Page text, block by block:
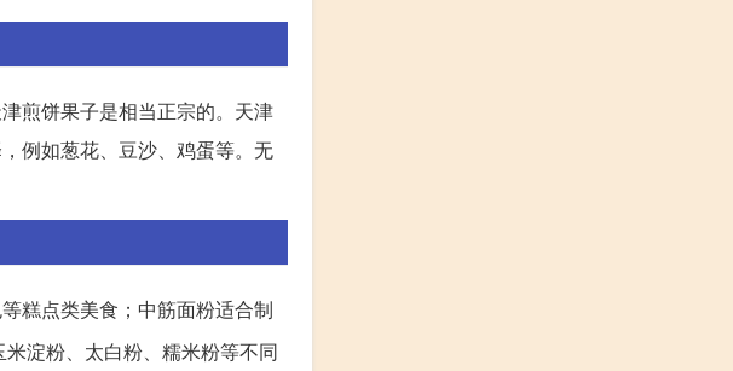
煎饼果子是相当正宗的。天津
例如葱花、豆沙、鸡蛋等。无
糕点类美食；中筋面粉适合制
米淀粉、太白粉、糯米粉等不同